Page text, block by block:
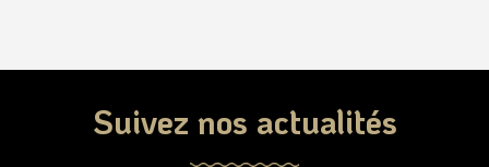
Suivez nos actualités